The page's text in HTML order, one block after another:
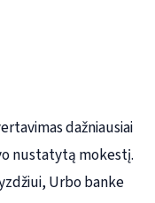
dažniausiai
nustatytą mokestį.
Urbo banke